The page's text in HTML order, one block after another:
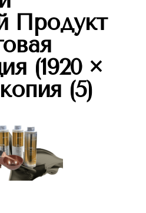
Продукт
(1920 ×
(5)